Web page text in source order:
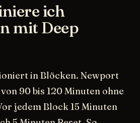
ich
mit Deep
in Blöcken. Newport
90 bis 120 Minuten ohne
jedem Block 15 Minuten